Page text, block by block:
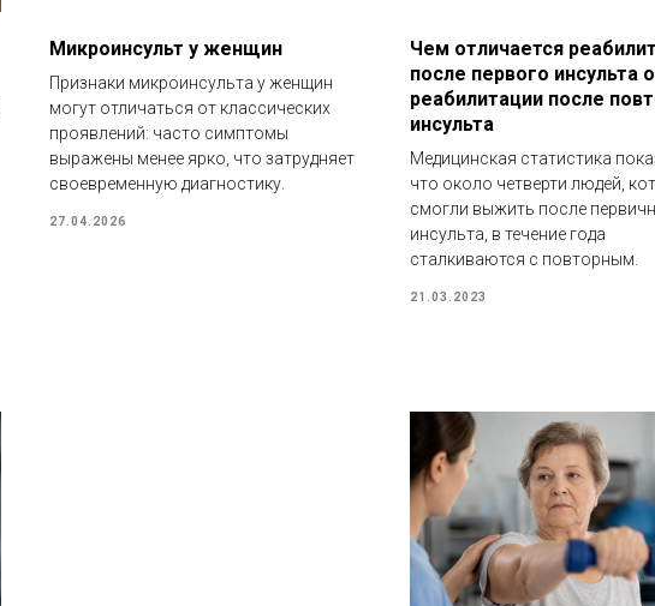
Микроинсульт у женщин
Признаки микроинсульта у женщин
могут отличаться от классических
проявлений: часто симптомы
выражены менее ярко, что затрудняет
своевременную диагностику.
27.04.2026
Чем отличается
после первого инсульта
реабилитации после
инсульта
Медицинская статистика
что около четверти людей,
смогли выжить после
инсульта, в течение года
сталкиваются с повторным.
21.03.2023